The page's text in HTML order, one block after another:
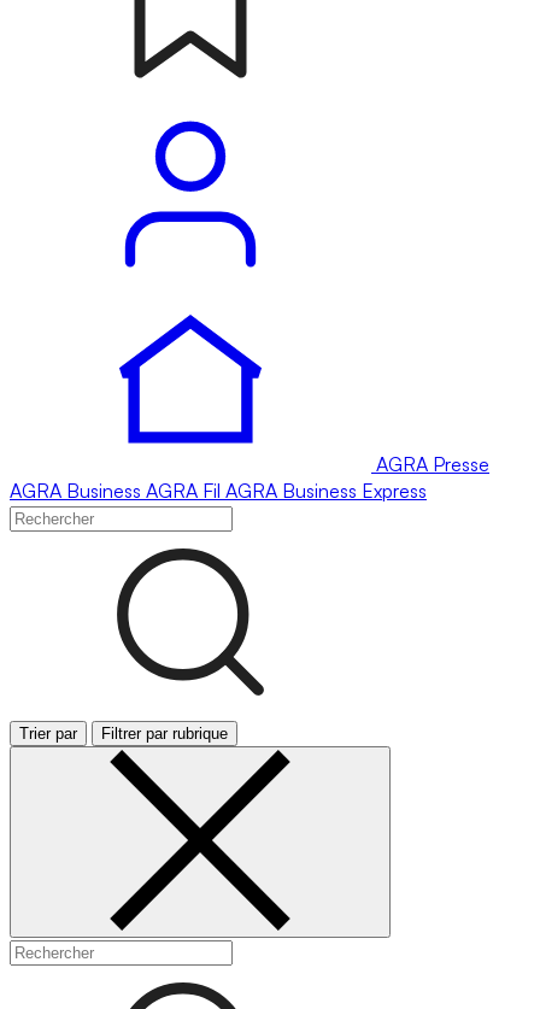
AGRA Presse
AGRA Business AGRA Fil AGRA Business Express
Trier par Filtrer par rubrique